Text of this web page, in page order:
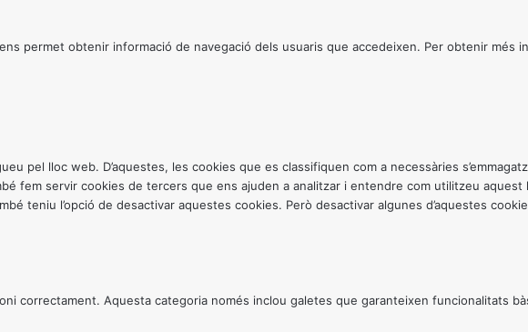
permet obtenir informació de navegació dels usuaris que accedeixen. Per obtenir més
pel lloc web. D’aquestes, les cookies que es classifiquen com a necessàries
fem servir cookies de tercers que ens ajuden a analitzar i entendre com utilitzeu
teniu l’opció de desactivar aquestes cookies. Però desactivar algunes d’aquestes
correctament. Aquesta categoria només inclou galetes que garanteixen funcionalitats